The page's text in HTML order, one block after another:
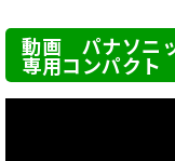
動画 パナソニ
専用コンパクト